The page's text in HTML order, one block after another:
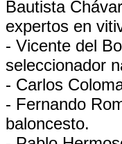
Bautista
expertos en
- Vicente del
seleccionador
- Carlos
- Fernando
baloncesto.